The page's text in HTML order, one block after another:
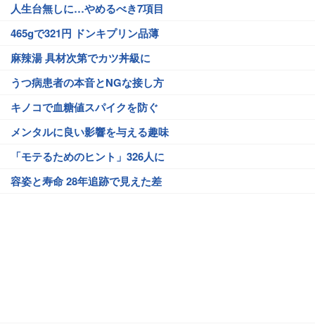
人生台無しに…やめるべき7項目
465gで321円 ドンキプリン品薄
麻辣湯 具材次第でカツ丼級に
うつ病患者の本音とNGな接し方
キノコで血糖値スパイクを防ぐ
メンタルに良い影響を与える趣味
「モテるためのヒント」326人に
容姿と寿命 28年追跡で見えた差